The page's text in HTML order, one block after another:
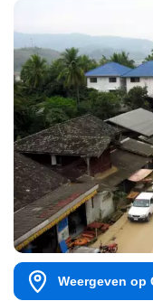
Weergeven op